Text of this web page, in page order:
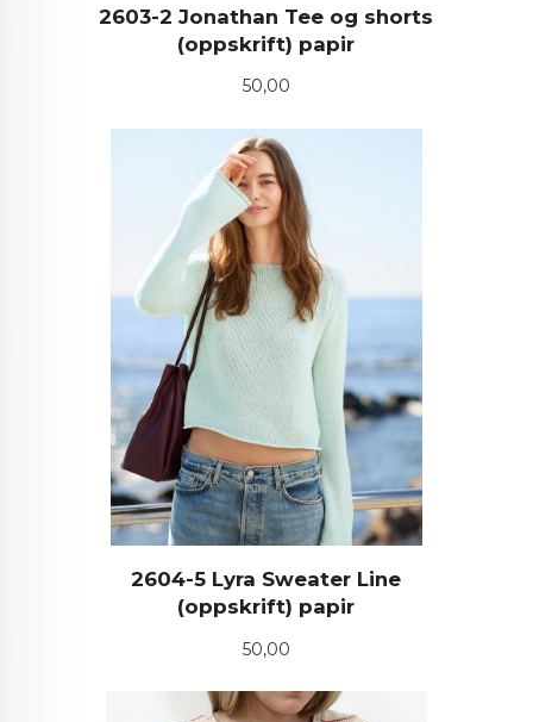
2603-2 Jonathan Tee og shorts
(oppskrift) papir
Pris
50,00
2604-5 Lyra Sweater Line
(oppskrift) papir
Pris
50,00